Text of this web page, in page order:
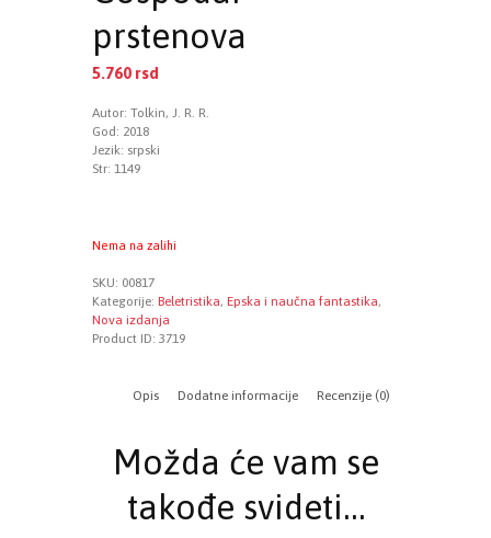
prstenova
5.760 rsd
Autor: Tolkin, J. R. R.
God: 2018
Jezik: srpski
Str: 1149
Nema na zalihi
SKU: 00817
Kategorije: Beletristika, Epska i naučna fantastika,
Nova izdanja
Product ID: 3719
Opis Dodatne informacije Recenzije (0)
Možda će vam se
takođe svideti…